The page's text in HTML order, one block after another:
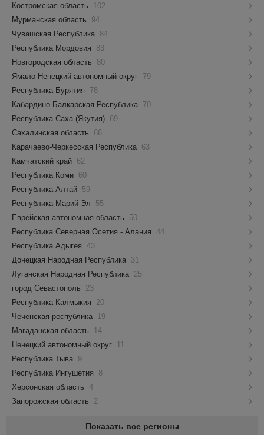
Костромская область
102
Мурманская область
94
Чувашская Республика 84
Республика Мордовия
83
Новгородская область
80
Ямало-Ненецкий автономный округ 79
Республика Бурятия
78
Кабардино-Балкарская Республика 70
Республика Саха (Якутия) 69
Сахалинская область
66
Карачаево-Черкесская Республика 63
Камчатский край 62
Республика Коми 60
Республика Алтай 59
Республика Марий Эл
55
Еврейская автономная область
50
Республика Северная Осетия - Алания 44
Республика Адыгея 43
Донецкая Народная Республика 31
Луганская Народная Республика 25
город Севастополь
23
Республика Калмыкия
20
Чеченская республика 19
Магаданская область
14
Ненецкий автономный округ 11
Республика Тыва 9
Республика Ингушетия
8
Херсонская область 4
Запорожская область
2
Показать все регионы